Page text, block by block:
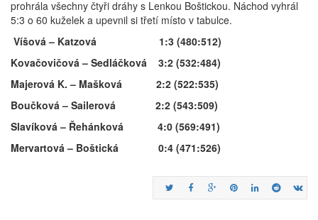
prohrála všechny čtyři dráhy s Lenkou Boštickou. Náchod vyhrál
5:3 o 60 kuželek a upevnil si třetí místo v tabulce.
Víšová – Katzová 1:3 (480:512)
Kovačovičová – Sedláčková 3:2 (532:484)
Majerová K. – Mašková 2:2 (522:535)
Boučková – Sailerová 2:2 (543:509)
Slavíková – Řehánková 4:0 (569:491)
Mervartová – Boštická 0:4 (471:526)